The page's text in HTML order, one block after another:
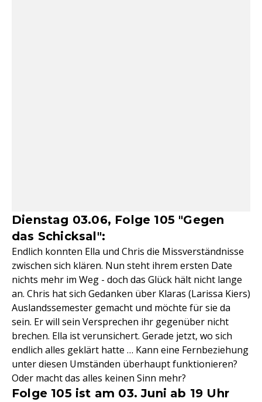
Dienstag 03.06, Folge 105 "Gegen
das Schicksal":
Endlich konnten Ella und Chris die Missverständnisse
zwischen sich klären. Nun steht ihrem ersten Date
nichts mehr im Weg - doch das Glück hält nicht lange
an. Chris hat sich Gedanken über Klaras (Larissa Kiers)
Auslandssemester gemacht und möchte für sie da
sein. Er will sein Versprechen ihr gegenüber nicht
brechen. Ella ist verunsichert. Gerade jetzt, wo sich
endlich alles geklärt hatte … Kann eine Fernbeziehung
unter diesen Umständen überhaupt funktionieren?
Oder macht das alles keinen Sinn mehr?
Folge 105 ist am 03. Juni ab 19 Uhr